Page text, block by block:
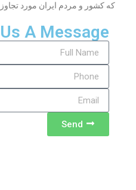
که کشور و مردم ایران مورد
A Message
Send